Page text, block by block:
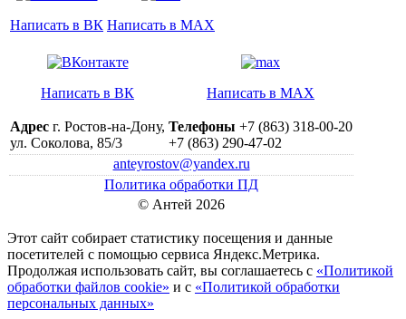
Написать в ВК Написать в MAX
Написать в ВК Написать в MAX
Адрес г. Ростов-на-Дону,
ул. Соколова, 85/3
Телефоны +7 (863) 318-00-20
+7 (863) 290-47-02
anteyrostov@yandex.ru
Политика обработки ПД
© Антей 2026
Этот сайт собирает статистику посещения и данные
посетителей c помощью сервиса Яндекс.Метрика.
Продолжая использовать сайт, вы соглашаетесь с «Политикой
обработки файлов cookie» и с «Политикой обработки
персональных данных»